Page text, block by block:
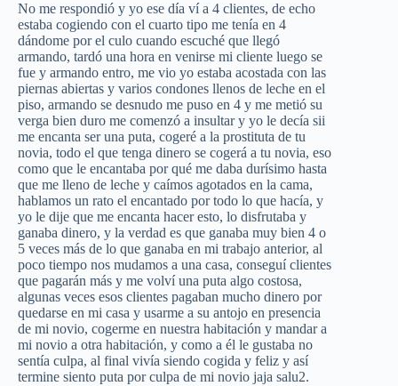
No me respondió y yo ese día ví a 4 clientes, de echo
estaba cogiendo con el cuarto tipo me tenía en 4
dándome por el culo cuando escuché que llegó
armando, tardó una hora en venirse mi cliente luego se
fue y armando entro, me vio yo estaba acostada con las
piernas abiertas y varios condones llenos de leche en el
piso, armando se desnudo me puso en 4 y me metió su
verga bien duro me comenzó a insultar y yo le decía sii
me encanta ser una puta, cogeré a la prostituta de tu
novia, todo el que tenga dinero se cogerá a tu novia, eso
como que le encantaba por qué me daba durísimo hasta
que me lleno de leche y caímos agotados en la cama,
hablamos un rato el encantado por todo lo que hacía, y
yo le dije que me encanta hacer esto, lo disfrutaba y
ganaba dinero, y la verdad es que ganaba muy bien 4 o
5 veces más de lo que ganaba en mi trabajo anterior, al
poco tiempo nos mudamos a una casa, conseguí clientes
que pagarán más y me volví una puta algo costosa,
algunas veces esos clientes pagaban mucho dinero por
quedarse en mi casa y usarme a su antojo en presencia
de mi novio, cogerme en nuestra habitación y mandar a
mi novio a otra habitación, y como a él le gustaba no
sentía culpa, al final vivía siendo cogida y feliz y así
termine siento puta por culpa de mi novio jaja salu2.